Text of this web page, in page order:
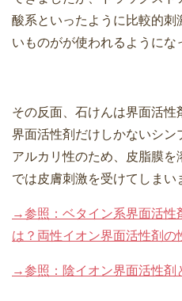
酸系といったように比較的
いものがが使われるようにな
その反面、石けんは界面活
界面活性剤だけしかないシン
アルカリ性のため、皮脂膜
では皮膚刺激を受けてしまい
→参照：ベタイン系界面活性
は？両性イオン界面活性剤の
→参照：陰イオン界面活性剤